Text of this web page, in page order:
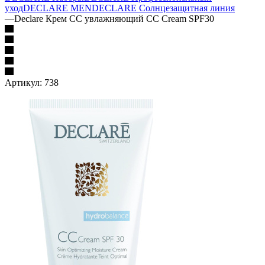
уходDECLARE MENDECLARE Солнцезащитная линия
—Declare Крем СС увлажняющий CC Cream SPF30
Артикул: 738